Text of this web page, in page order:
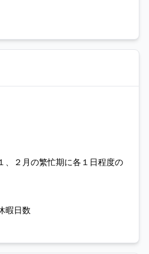
、２月の繁忙期に各１日程度の
暇日数